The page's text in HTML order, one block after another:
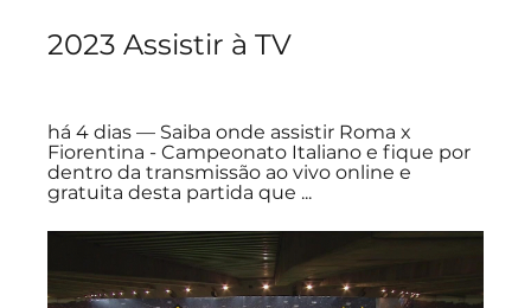
2023 Assistir à TV
há 4 dias — Saiba onde assistir Roma x
Fiorentina - Campeonato Italiano e fique por
dentro da transmissão ao vivo online e
gratuita desta partida que ...